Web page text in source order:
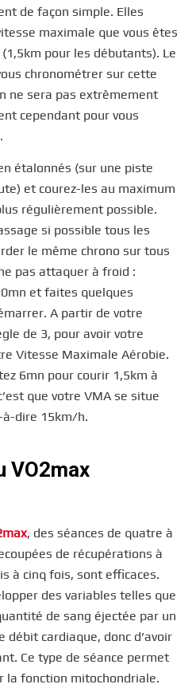
de façon simple. Elles
maximale que vous êtes
pour les débutants). Le
chronométrer sur cette
ne sera pas extrêmement
cependant pour vous
étalonnés (sur une piste
et courez-les au maximum
régulièrement possible.
si possible tous les
le même chrono sur tous
pas attaquer à froid :
et faites quelques
A partir de votre
de 3, pour avoir votre
Vitesse Maximale Aérobie.
6mn pour courir 1,5km à
que votre VMA se situe
à-dire 15km/h.
VO2max
, des séances de quatre à
de récupérations à
à cinq fois, sont efficaces.
des variables telles que
de sang éjectée par un
débit cardiaque, donc d’avoir
Ce type de séance permet
la fonction mitochondriale.